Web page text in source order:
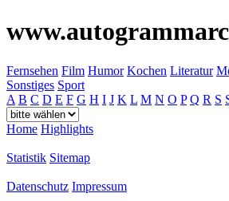
Fernsehen Film Humor Kochen Literatur
Sonstiges Sport
A B C D E F G H I J K L M N O P Q R S
Home Highlights
Statistik Sitemap
Datenschutz Impressum